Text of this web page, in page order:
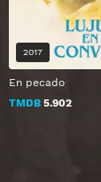
En pecado
TMDB 5.902
2017